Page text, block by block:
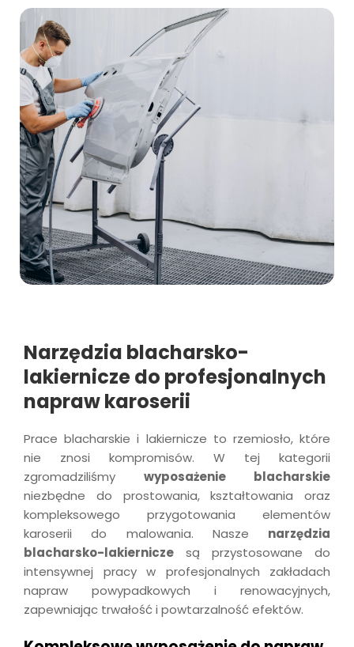
Narzędzia blacharsko-
lakiernicze do profesjonalnych
napraw karoserii
Prace blacharskie i lakiernicze to rzemiosło, które
nie znosi kompromisów. W tej kategorii
zgromadziliśmy wyposażenie blacharskie
niezbędne do prostowania, kształtowania oraz
kompleksowego przygotowania elementów
karoserii do malowania. Nasze narzędzia
blacharsko-lakiernicze są przystosowane do
intensywnej pracy w profesjonalnych zakładach
napraw powypadkowych i renowacyjnych,
zapewniając trwałość i powtarzalność efektów.